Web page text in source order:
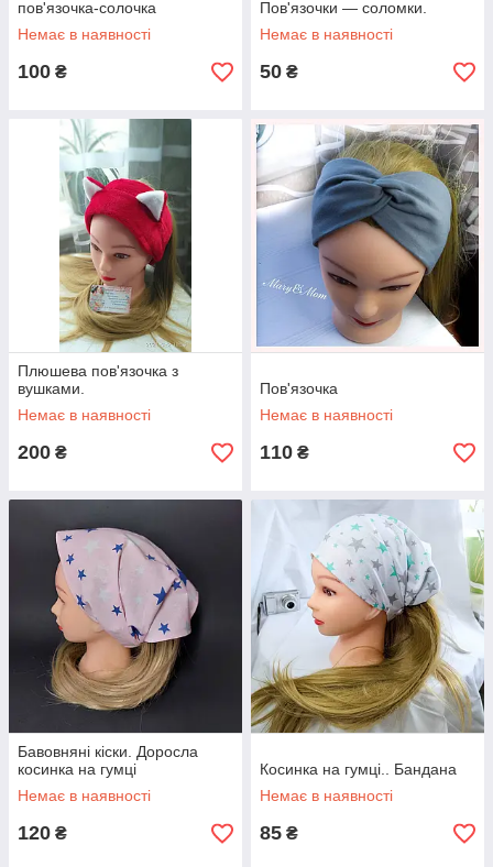
пов'язочка-солочка
Немає в наявності
100 ₴
Пов'язочки — соломки.
Немає в наявності
50 ₴
Плюшева пов'язочка з
вушками.
Немає в наявності
200 ₴
Пов'язочка
Немає в наявності
110 ₴
Бавовняні кіски. Доросла
косинка на гумці
Немає в наявності
120 ₴
Косинка на гумці.. Бандана
Немає в наявності
85 ₴